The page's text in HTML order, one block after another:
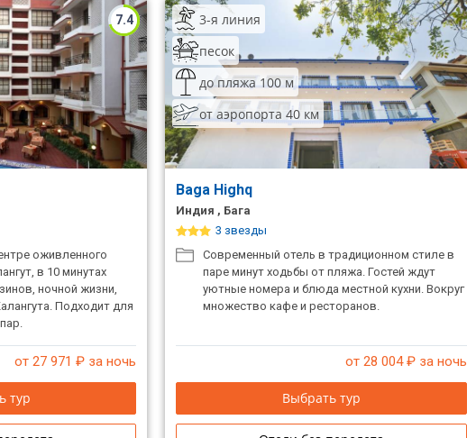
7.4
оживленного
в 10 минутах
ночной жизни,
Подходит для
от 27 971 ₽ за ночь
тур
3-я линия
песок
до пляжа 100 м
от аэропорта 40 км
Baga Highq
Индия , Бага
3 звезды
Современный отель в традиционном стиле в
паре минут ходьбы от пляжа. Гостей ждут
уютные номера и блюда местной кухни. Вокруг
множество кафе и ресторанов.
от 28 004₽ за ночь
Выбрать тур